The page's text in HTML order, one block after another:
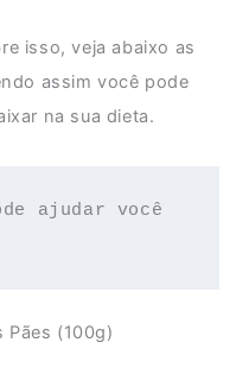
isso, veja abaixo as
assim você pode
na sua dieta.
ajudar você
Pães (100g)